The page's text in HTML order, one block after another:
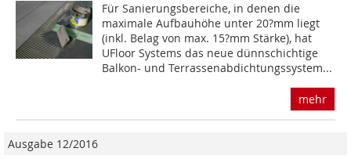
Für Sanierungsbereiche, in denen die
maximale Aufbauhöhe unter 20?mm liegt
(inkl. Belag von max. 15?mm Stärke), hat
UFloor Systems das neue dünnschichtige
Balkon- und Terrassenabdichtungssystem...
mehr
Ausgabe 12/2016